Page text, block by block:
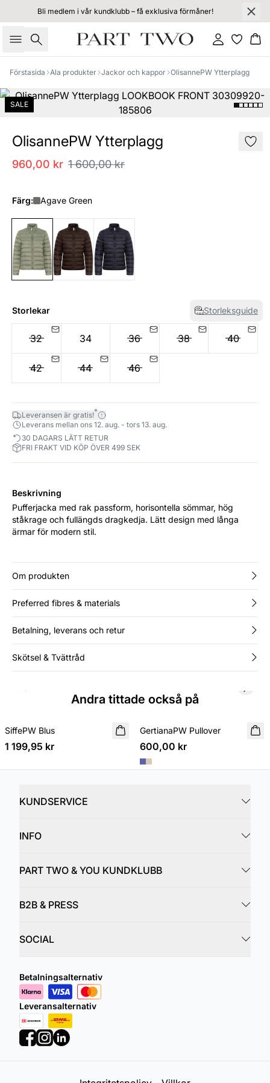
Bli medlem i vår kundklubb – få exklusiva förmåner!
Sök Logga in
Förstasida Ala produkter Jackor och kappor OlisannePW Ytterplagg
SALE
OlisannePW Ytterplagg
960,00 kr 1 600,00 kr
Färg: Agave Green
Storlekar Storleksguide
32 34 36 38 40
42 44 46
Leveransen är gratis!*
Leverans mellan ons 12. aug. - tors 13. aug.
30 DAGARS LÄTT RETUR
FRI FRAKT VID KÖP ÖVER 499 SEK
Beskrivning
Pufferjacka med rak passform, horisontella sömmar, hög
ståkrage och fullängds dragkedja. Lätt design med långa
ärmar för modern stil.
Om produkten
Preferred fibres & materials
Betalning, leverans och retur
Skötsel & Tvättråd
Andra tittade också på
NYHET
SiffePW Blus
1 199,95 kr
NYHET
GertianaPW Pullover
600,00 kr
Previous slide Next
KUNDSERVICE
INFO
PART TWO & YOU KUNDKLUBB
B2B & PRESS
SOCIAL
Betalningsalternativ
Leveransalternativ